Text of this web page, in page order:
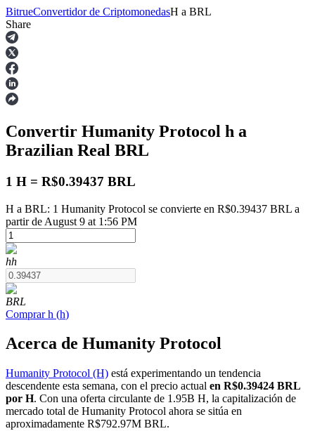
Futuros
Futuros del USDT
Futuros COIN-M
Futuros de criptomonedas
BitrueConvertidor de CriptomonedasH a BRL
Share
Convertir Humanity Protocol h a
Brazilian Real BRL
1 H = R$0.39437 BRL
H a BRL: 1 Humanity Protocol se convierte en R$0.39437 BRL a
partir de August 9 at 1:56 PM
hh
BRL
Comprar h (h)
Acerca de Humanity Protocol
Humanity Protocol (H) está experimentando un tendencia
descendente esta semana, con el precio actual en R$0.39424 BRL
por H. Con una oferta circulante de 1.95B H, la capitalización de
mercado total de Humanity Protocol ahora se sitúa en
aproximadamente R$792.97M BRL.